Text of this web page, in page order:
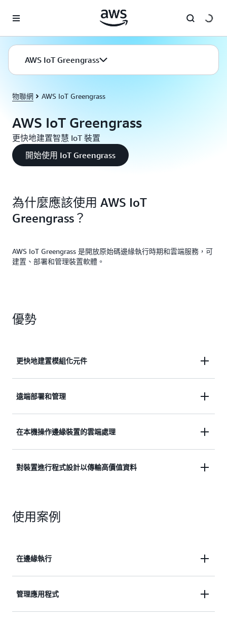
AWS IoT Greengrass
物聯網 AWS IoT Greengrass
AWS IoT Greengrass
更快地建置智慧 IoT 裝置
開始使用 IoT Greengrass
為什麼應該使用 AWS IoT
Greengrass？
AWS IoT Greengrass 是開放原始碼邊緣執行時期和雲端服務，可
建置、部署和管理裝置軟體。
優勢
更快地建置模組化元件
件，更快地完成建置。輕鬆新增或移除元件以控制裝
置軟體大小。
遠端部署和管理
更新。
在本機操作邊緣裝置的雲端處理
連線下也能運作。
對裝置進行程式設計以傳輸高價值資料
使用案例
在邊緣執行
IoT Greengrass 讓您可以更輕鬆地為邊緣裝置具備智
管理應用程式